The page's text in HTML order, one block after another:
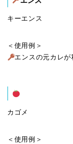
キーエンス
＜使用例＞
エンスの元カレ
カゴメ
＜使用例＞